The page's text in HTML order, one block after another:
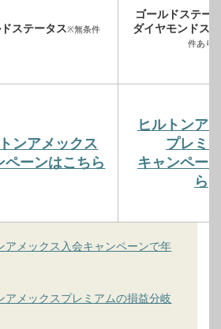
ステータス※無条件
ゴールドステー
ダイヤモンドス
件あり
ンアメックス
ペーンはこちら
ヒルトンア
プレミ
キャンペー
ら
アメックス入会キャンペーンで年
アメックスプレミアムの損益分岐